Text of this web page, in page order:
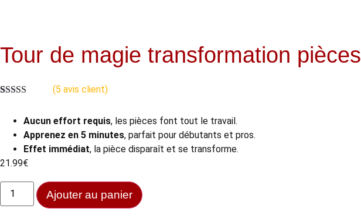
Tour de magie transformation pièces
notations
client
(5 avis client)
Aucun effort requis, les pièces font tout le travail.
Apprenez en 5 minutes, parfait pour débutants et pros.
Effet immédiat, la pièce disparaît et se transforme.
21.99€
Ajouter au panier